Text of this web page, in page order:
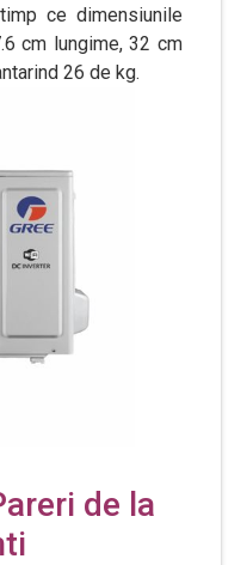
ce dimensiunile
cm lungime, 32 cm
26 de kg.
de la